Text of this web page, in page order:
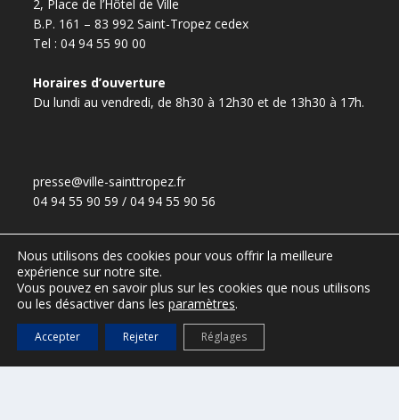
2, Place de l’Hôtel de Ville
B.P. 161 – 83 992 Saint-Tropez cedex
Tel : 04 94 55 90 00
Horaires d’ouverture
Du lundi au vendredi, de 8h30 à 12h30 et de 13h30 à 17h.
presse@ville-sainttropez.fr
04 94 55 90 59 / 04 94 55 90 56
ESPACE VTC – réservé aux VTC
(Accès :DGS@ville-sainttropez.fr
Nous utilisons des cookies pour vous offrir la meilleure
expérience sur notre site.
Vous pouvez en savoir plus sur les cookies que nous utilisons
ou les désactiver dans les paramètres.
Accepter Rejeter Réglages